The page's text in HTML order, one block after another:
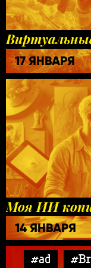
17 ЯНВАРЯ
Моя ИИ
14 ЯНВАРЯ
#ad